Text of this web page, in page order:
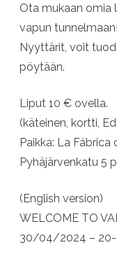
Ota mukaan omia
vapun tunnelmaan!
Nyyttärit, voit
pöytään.
Liput 10 € ovella.
(käteinen, kortti,
Paikka: La Fábrica
Pyhäjärvenkatu 5
(English version)
WELCOME TO
30/04/2024 – 20-